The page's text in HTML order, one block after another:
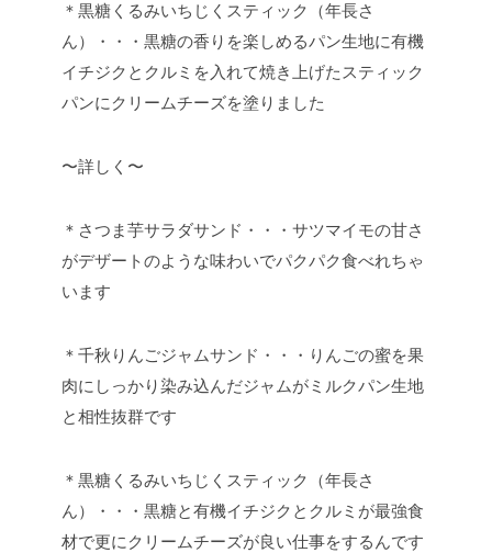
＊黒糖くるみいちじくスティック（年長さ
ん）・・・黒糖の香りを楽しめるパン生地に有機
イチジクとクルミを入れて焼き上げたスティック
パンにクリームチーズを塗りました
〜詳しく〜
＊さつま芋サラダサンド・・・サツマイモの甘さ
がデザートのような味わいでパクパク食べれちゃ
います
＊千秋りんごジャムサンド・・・りんごの蜜を果
肉にしっかり染み込んだジャムがミルクパン生地
と相性抜群です
＊黒糖くるみいちじくスティック（年長さ
ん）・・・黒糖と有機イチジクとクルミが最強食
材で更にクリームチーズが良い仕事をするんです